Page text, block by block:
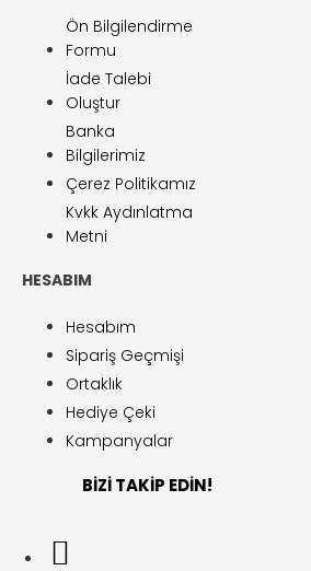
Ön Bilgilendirme
Formu
İade Talebi
Oluştur
Banka
Bilgilerimiz
Çerez Politikamız
Kvkk Aydınlatma
Metni
HESABIM
Hesabım
Sipariş Geçmişi
Ortaklık
Hediye Çeki
Kampanyalar
BİZİ TAKİP EDİN!